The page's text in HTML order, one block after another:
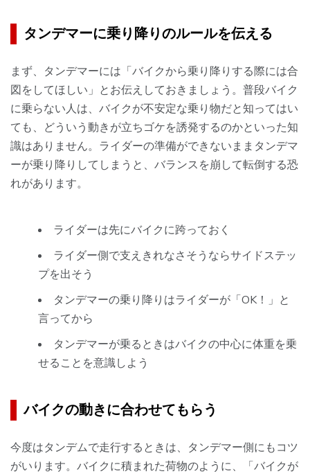
タンデマーに乗り降りのルールを伝える
まず、タンデマーには「バイクから乗り降りする際には合
図をしてほしい」とお伝えしておきましょう。普段バイク
に乗らない人は、バイクが不安定な乗り物だと知ってはい
ても、どういう動きが立ちゴケを誘発するのかといった知
識はありません。ライダーの準備ができないままタンデマ
ーが乗り降りしてしまうと、バランスを崩して転倒する恐
れがあります。
ライダーは先にバイクに跨っておく
ライダー側で支えきれなさそうならサイドステッ
プを出そう
タンデマーの乗り降りはライダーが「OK！」と
言ってから
タンデマーが乗るときはバイクの中心に体重を乗
せることを意識しよう
バイクの動きに合わせてもらう
今度はタンデムで走行するときは、タンデマー側にもコツ
がいります。バイクに積まれた荷物のように、「バイクが